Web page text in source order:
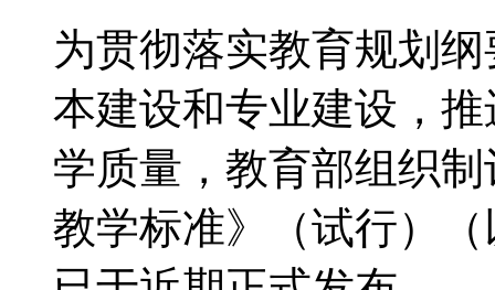
为贯彻落实教育规划
本建设和专业建设，
学质量，教育部组织
教学标准》（试行）